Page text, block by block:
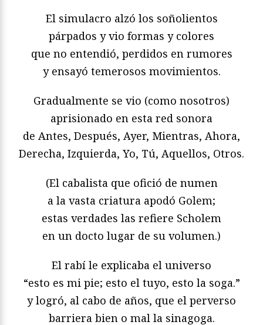
El simulacro alzó los soñolientos
párpados y vio formas y colores
que no entendió, perdidos en rumores
y ensayó temerosos movimientos.
Gradualmente se vio (como nosotros)
aprisionado en esta red sonora
de Antes, Después, Ayer, Mientras, Ahora,
Derecha, Izquierda, Yo, Tú, Aquellos, Otros.
(El cabalista que ofició de numen
a la vasta criatura apodó Golem;
estas verdades las refiere Scholem
en un docto lugar de su volumen.)
El rabí le explicaba el universo
“esto es mi pie; esto el tuyo, esto la soga.”
y logró, al cabo de años, que el perverso
barriera bien o mal la sinagoga.